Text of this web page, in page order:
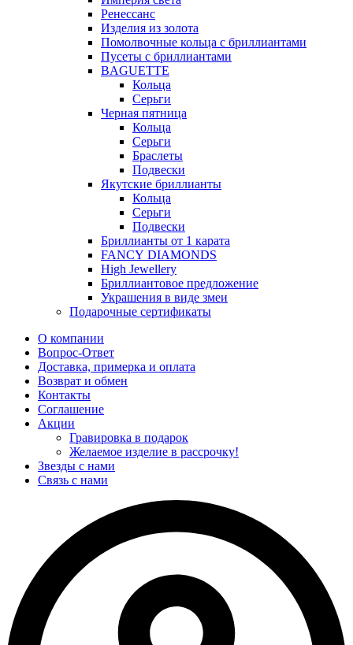
Ренессанс
Изделия из золота
Помолвочные кольца с бриллиантами
Пусеты с бриллиантами
BAGUETTE
Кольца
Серьги
Черная пятница
Кольца
Серьги
Браслеты
Подвески
Якутские бриллианты
Кольца
Серьги
Подвески
Бриллианты от 1 карата
FANCY DIAMONDS
High Jewellery
Бриллиантовое предложение
Украшения в виде змеи
Подарочные сертификаты
О компании
Вопрос-Ответ
Доставка, примерка и оплата
Возврат и обмен
Контакты
Соглашение
Акции
Гравировка в подарок
Желаемое изделие в рассрочку!
Звезды с нами
Связь с нами